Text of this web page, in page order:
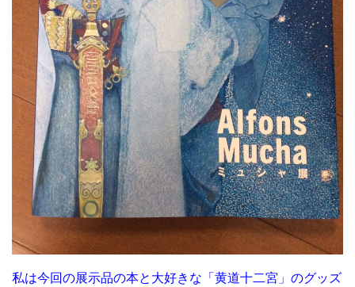
私は今回の展示品の本と大好きな「黄道十二宮」のグッズ